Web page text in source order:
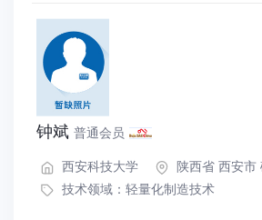
钟斌 普通会员
西安科技大学
陕西省 西安市
技术领域： 轻量化制造技术